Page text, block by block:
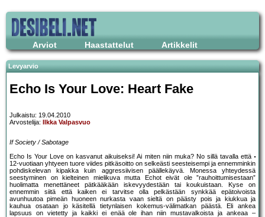
Arviot Haastattelut Artikkelit
Levyarvio
Echo Is Your Love: Heart Fake
Julkaistu: 19.04.2010
Arvostelija:
Ilkka Valpasvuo
If Society / Sabotage
Echo Is Your Love on kasvanut aikuiseksi! Ai miten niin muka? No sillä tavalla että
12-vuotiaan yhtyeen tuore viides pitkäsoitto on selkeästi seesteisempi ja ennemminkin
pohdiskelevan kipakka kuin aggressiivisen päällekäyvä. Monessa yhteydessä
seestyminen on kielteinen mielikuva mutta Echot eivät ole ”rauhoittumisestaan”
huolimatta menettäneet pätkääkään iskevyydestään tai koukuistaan. Kyse on
ennemmin siitä että kaiken ei tarvitse olla pelkästään synkkää epätoivoista
avunhuutoa pimeän huoneen nurkasta vaan sieltä on päästy pois ja kiukkua ja
kauhua osataan jo käsitellä tietynlaisen kokemus-välimatkan päästä. Eli ankea
lapsuus on vietetty ja kaikki ei enää ole ihan niin mustavalkoista ja ankeaa –